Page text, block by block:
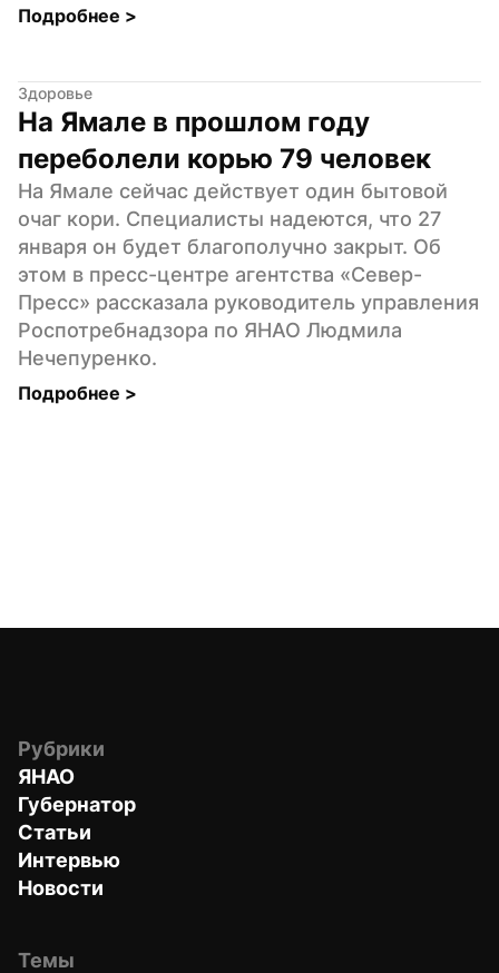
Подробнее >
Здоровье
На Ямале в прошлом году
переболели корью 79 человек
На Ямале сейчас действует один бытовой
очаг кори. Специалисты надеются, что 27
января он будет благополучно закрыт. Об
этом в пресс-центре агентства «Север-
Пресс» рассказала руководитель управления
Роспотребнадзора по ЯНАО Людмила
Нечепуренко.
Подробнее >
Рубрики
ЯНАО
Губернатор
Статьи
Интервью
Новости
Темы